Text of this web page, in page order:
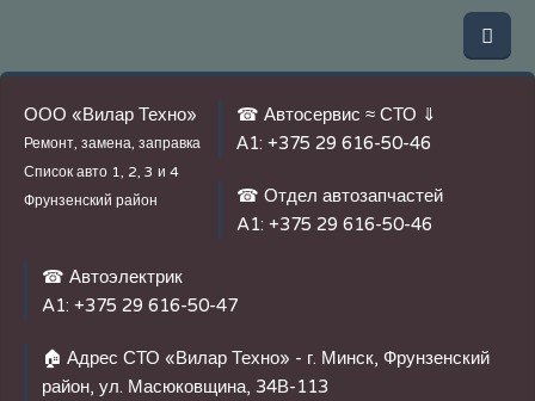
ООО «Вилар Техно»
Ремонт, замена, заправка
Список авто 1, 2, 3 и 4
Фрунзенский район
☎ Автосервис ≈ СТО ⇓
А1: +375 29 616-50-46
☎ Отдел автозапчастей
A1: +375 29 616-50-46
☎ Автоэлектрик
A1: +375 29 616-50-47
🏠 Адрес СТО «Вилар Техно» - г. Минск, Фрунзенский
район, ул. Масюковщина, 34В-113